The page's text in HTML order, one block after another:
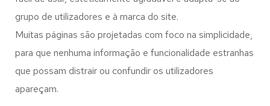
grupo de utilizadores e à marca do site.
Muitas páginas são projetadas com foco na simplicidade,
para que nenhuma informação e funcionalidade estranhas
que possam distrair ou confundir os utilizadores
apareçam.